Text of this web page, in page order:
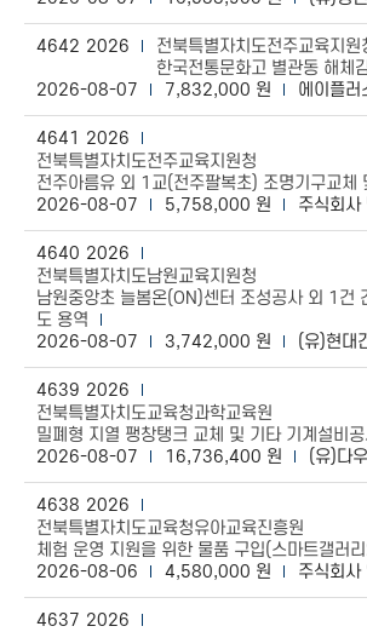
4642 2026
전북특별자치도전주교육지원
한국전통문화고 별관동 해체
2026-08-07
7,832,000 원 에이플러
4641 2026
전북특별자치도전주교육지원청
전주아름유 외 1교(전주팔복초) 조명기구교체
2026-08-07
5,758,000 원 주식회사
4640 2026
전북특별자치도남원교육지원청
남원중앙초 늘봄온(ON)센터 조성공사 외 1건
도 용역
2026-08-07
3,742,000 원 (유)현대
4639 2026
전북특별자치도교육청과학교육원
밀폐형 지열 팽창탱크 교체 및 기타 기계설비
2026-08-07
16,736,400 원 (유)다
4638 2026
전북특별자치도교육청유아교육진흥원
체험 운영 지원을 위한 물품 구입(스마트갤러
2026-08-06
4,580,000 원 주식회사
4637 2026